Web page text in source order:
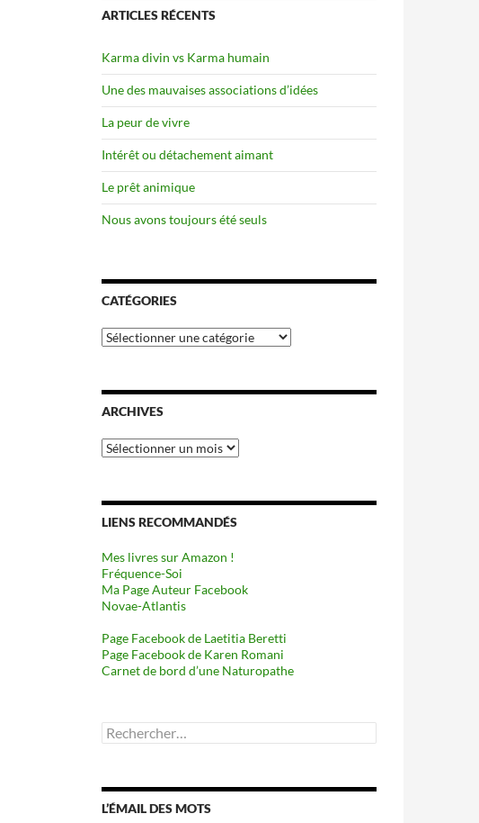
ARTICLES RÉCENTS
Karma divin vs Karma humain
Une des mauvaises associations d’idées
La peur de vivre
Intérêt ou détachement aimant
Le prêt animique
Nous avons toujours été seuls
CATÉGORIES
Catégories
ARCHIVES
Archives
LIENS RECOMMANDÉS
Mes livres sur Amazon !
Fréquence-Soi
Ma Page Auteur Facebook
Novae-Atlantis
Page Facebook de Laetitia Beretti
Page Facebook de Karen Romani
Carnet de bord d’une Naturopathe
Rechercher :
L’ÉMAIL DES MOTS